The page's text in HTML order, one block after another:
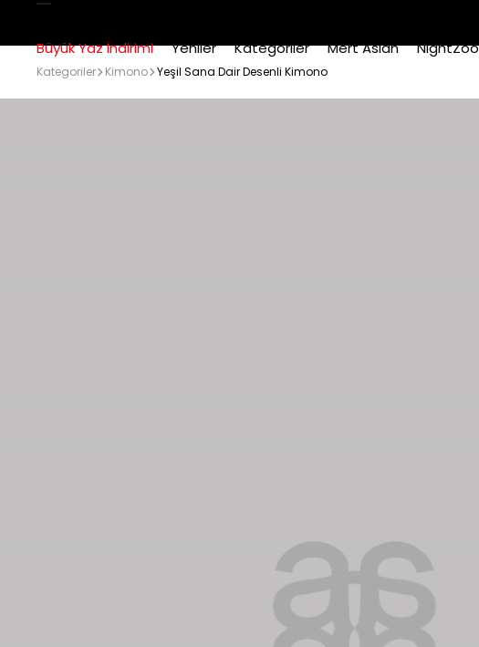
Büyük Yaz İndirimi Yeniler Kategoriler Mert Aslan
Kategoriler Kimono Yeşil Sana Dair Desenli Kimono